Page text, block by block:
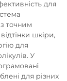
для
точним
шкіри,
для
У
для різних